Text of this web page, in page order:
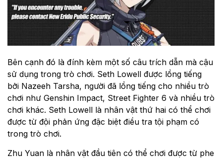
Bên cạnh đó là đính kèm một số câu trích dẫn mà cậu
sử dụng trong trò chơi. Seth Lowell được lồng tiếng
bởi Nazeeh Tarsha, người đã lồng tiếng cho nhiều trò
chơi như Genshin Impact, Street Fighter 6 và nhiều trò
chơi khác. Seth Lowell là nhân vật thứ hai có thể chơi
được từ đội phản ứng đặc biệt điều tra tội phạm có
trong trò chơi.
Zhu Yuan là nhân vật đầu tiên có thể chơi được từ phe